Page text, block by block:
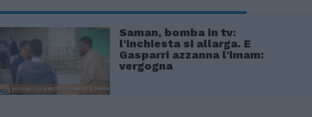
Saman, bomba in tv:
l'inchiesta si allarga. E
Gasparri azzanna l'imam:
vergogna